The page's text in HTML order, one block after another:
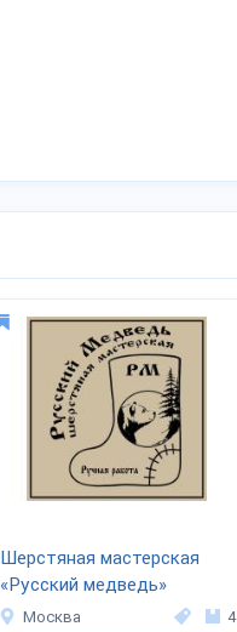
Шерстяная мастерская
«Русский медведь»
Москва 4